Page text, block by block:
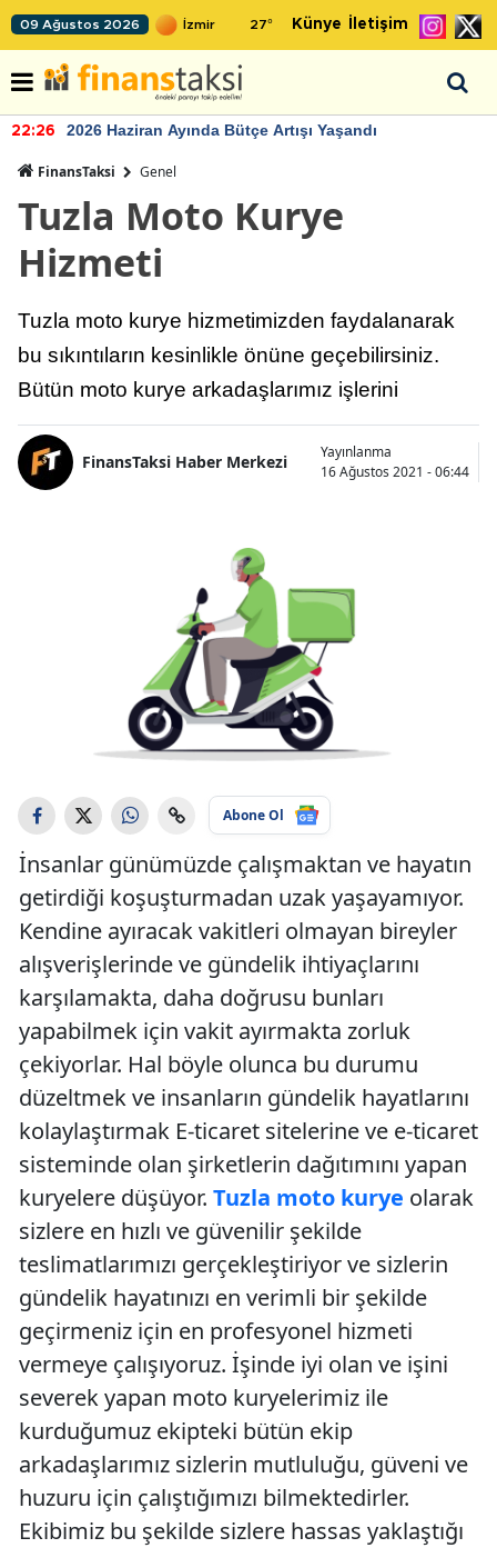
09 Ağustos 2026 27° Künye İletişim
22:26 2026 Haziran Ayında Bütçe Artışı Yaşandı
FinansTaksi Genel
Tuzla Moto Kurye
Hizmeti
Tuzla moto kurye hizmetimizden faydalanarak
bu sıkıntıların kesinlikle önüne geçebilirsiniz.
Bütün moto kurye arkadaşlarımız işlerini
FinansTaksi Haber Merkezi
Yayınlanma
16 Ağustos 2021 - 06:44
Abone Ol
İnsanlar günümüzde çalışmaktan ve hayatın
getirdiği koşuşturmadan uzak yaşayamıyor.
Kendine ayıracak vakitleri olmayan bireyler
alışverişlerinde ve gündelik ihtiyaçlarını
karşılamakta, daha doğrusu bunları
yapabilmek için vakit ayırmakta zorluk
çekiyorlar. Hal böyle olunca bu durumu
düzeltmek ve insanların gündelik hayatlarını
kolaylaştırmak E-ticaret sitelerine ve e-ticaret
sisteminde olan şirketlerin dağıtımını yapan
kuryelere düşüyor. Tuzla moto kurye olarak
sizlere en hızlı ve güvenilir şekilde
teslimatlarımızı gerçekleştiriyor ve sizlerin
gündelik hayatınızı en verimli bir şekilde
geçirmeniz için en profesyonel hizmeti
vermeye çalışıyoruz. İşinde iyi olan ve işini
severek yapan moto kuryelerimiz ile
kurduğumuz ekipteki bütün ekip
arkadaşlarımız sizlerin mutluluğu, güveni ve
huzuru için çalıştığımızı bilmektedirler.
Ekibimiz bu şekilde sizlere hassas yaklaştığı